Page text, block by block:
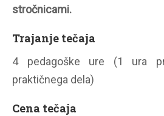
stročnicami.
Trajanje tečaja
4 pedagoške ure (1 ura
praktičnega dela)
Cena tečaja